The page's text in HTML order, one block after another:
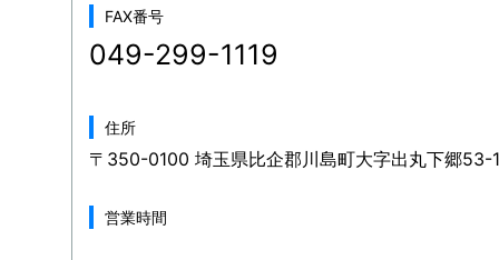
FAX番号
049-299-1119
住所
〒350-0100 埼玉県比企郡川島町大字出丸下郷53-1
営業時間